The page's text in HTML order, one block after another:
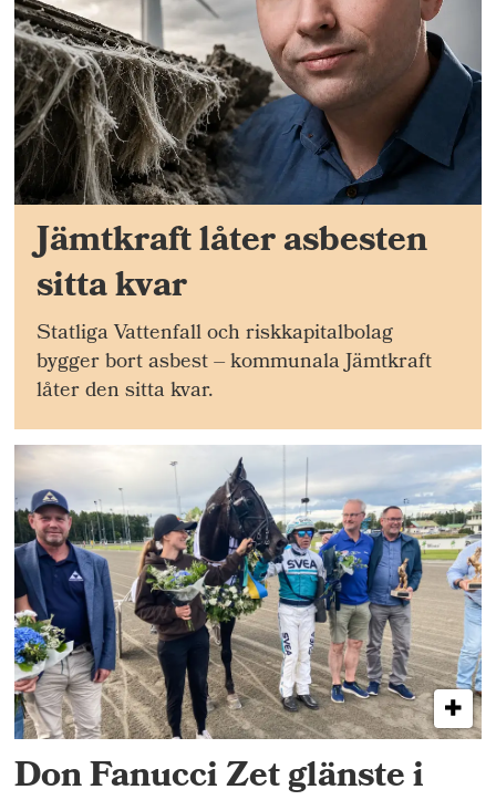
Jämtkraft låter asbesten
sitta kvar
Statliga Vattenfall och riskkapitalbolag
bygger bort asbest – kommunala Jämtkraft
låter den sitta kvar.
Don Fanucci Zet glänste i